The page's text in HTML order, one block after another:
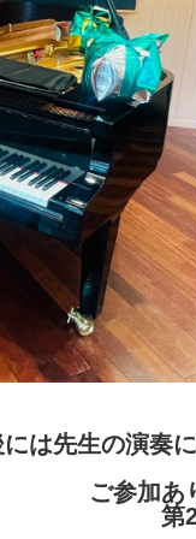
は先生の演奏
ご参加あ
第